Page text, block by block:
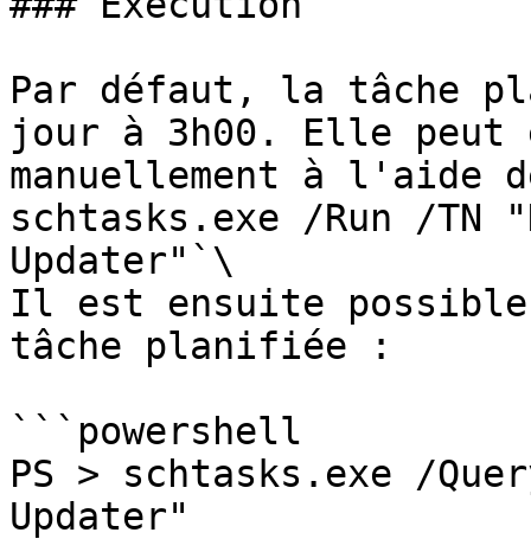
Par défaut, la tâche
jour à 3h00. Elle peut
manuellement à l'aide
schtasks.exe /Run /TN
Updater"`\
Il est ensuite
tâche planifiée :
```powershell
PS > schtasks.exe /
Updater"